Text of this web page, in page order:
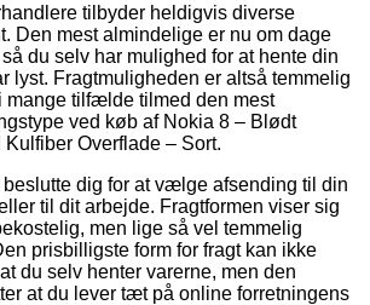
tilbyder heldigvis diverse
Den mest almindelige er nu om dage
du selv har mulighed for at hente din
lyst. Fragtmuligheden er altså temmelig
mange tilfælde tilmed den mest
ved køb af Nokia 8 – Blødt
Overflade – Sort.
beslutte dig for at vælge afsending til din
til dit arbejde. Fragtformen viser sig
men lige så vel temmelig
prisbilligste form for fragt kan ikke
du selv henter varerne, men den
at du lever tæt på online forretningens